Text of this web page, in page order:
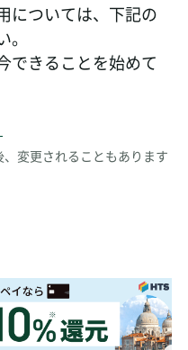
については、下記の
できることを始めて
変更されることもあります